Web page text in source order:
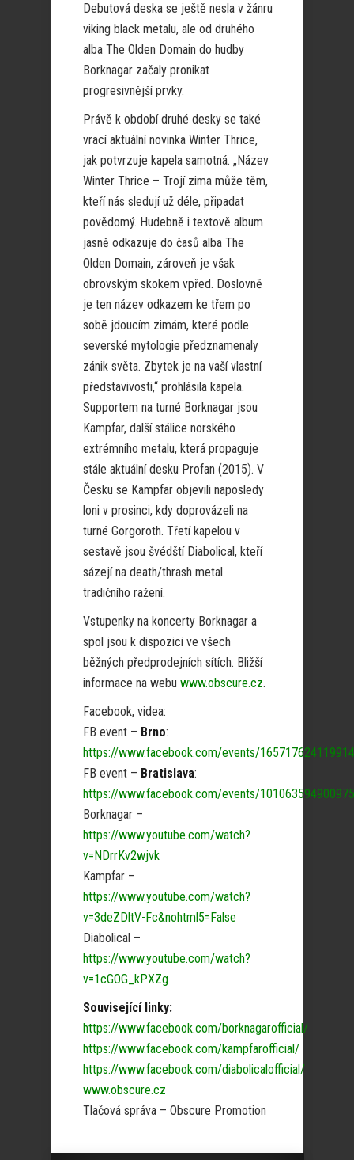
Debutová deska se ještě nesla v žánru
viking black metalu, ale od druhého
alba The Olden Domain do hudby
Borknagar začaly pronikat
progresivnější prvky.
Právě k období druhé desky se také
vrací aktuální novinka Winter Thrice,
jak potvrzuje kapela samotná. „Název
Winter Thrice – Trojí zima může těm,
kteří nás sledují už déle, připadat
povědomý. Hudebně i textově album
jasně odkazuje do časů alba The
Olden Domain, zároveň je však
obrovským skokem vpřed. Doslovně
je ten název odkazem ke třem po
sobě jdoucím zimám, které podle
severské mytologie předznamenaly
zánik světa. Zbytek je na vaší vlastní
představivosti,“ prohlásila kapela.
Supportem na turné Borknagar jsou
Kampfar, další stálice norského
extrémního metalu, která propaguje
stále aktuální desku Profan (2015). V
Česku se Kampfar objevili naposledy
loni v prosinci, kdy doprovázeli na
turné Gorgoroth. Třetí kapelou v
sestavě jsou švédští Diabolical, kteří
sázejí na death/thrash metal
tradičního ražení.
Vstupenky na koncerty Borknagar a
spol jsou k dispozici ve všech
běžných předprodejních sítích. Bližší
informace na webu www.obscure.cz.
Facebook, videa:
FB event – Brno:
https://www.facebook.com/events/
FB event – Bratislava:
https://www.facebook.com/events/
Borknagar –
https://www.youtube.com/watch?
v=NDrrKv2wjvk
Kampfar –
https://www.youtube.com/watch?
v=3deZDltV-Fc&nohtml5=False
Diabolical –
https://www.youtube.com/watch?
v=1cGOG_kPXZg
Související linky:
https://www.facebook.com/borknagarofficial/
https://www.facebook.com/kampfarofficial/
https://www.facebook.com/diabolicalofficial/
www.obscure.cz
Tlačová správa – Obscure Promotion